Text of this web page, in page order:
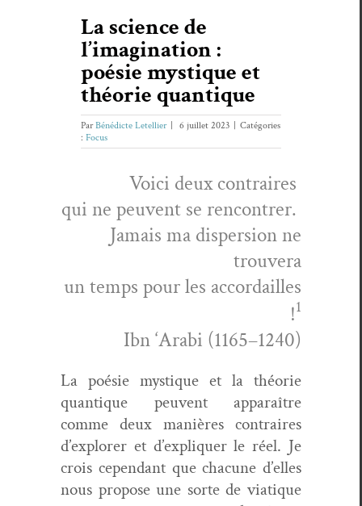
La science de
l’imagination :
poésie mystique et
théorie quantique
ParBénédicte Letellier 6 juillet 2023
Catégories
: Focus
Voici deux contraires
qui ne peu­vent se rencontrer.
Jamais ma dis­per­sion ne
trouvera
un temps pour les accor­dailles
!1
Ibn ‘Ara­bi (1165–1240)
La poésie mys­tique et la théorie
quan­tique peu­vent appa­raître
comme deux manières con­traires
d’explorer et d’expliquer le réel. Je
crois cepen­dant que cha­cune d’elles
nous pro­pose une sorte de via­tique